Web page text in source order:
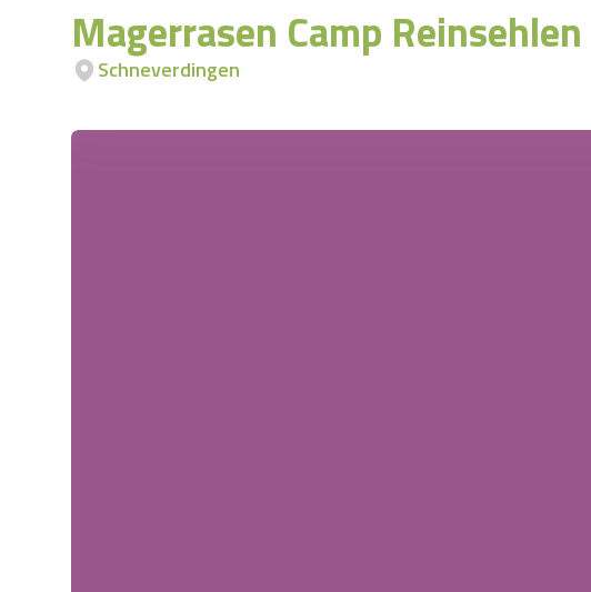
Magerrasen Camp Reinsehlen
Schneverdingen